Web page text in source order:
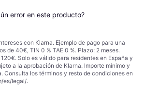
error en este producto?
con Klarna. Ejemplo de pago para una
de 40€, TIN 0 % TAE 0 %. Plazo: 2 meses.
Solo es válido para residentes en España y
a la aprobación de Klarna. Importe mínimo y
Consulta los términos y resto de condiciones en
es/legal/.